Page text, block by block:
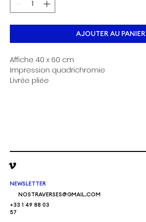
AJOUTER AU PANIER
Affiche 40 x 60 cm
Impression quadrichromie
Livrée pliée
NEWSLETTER
NOSTRAVERSES@GMAIL.COM
+33 1 49 88 03
57